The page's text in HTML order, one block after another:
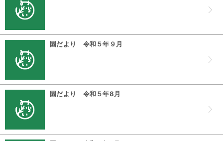
園だより 令和５年９月
園だより 令和５年8月